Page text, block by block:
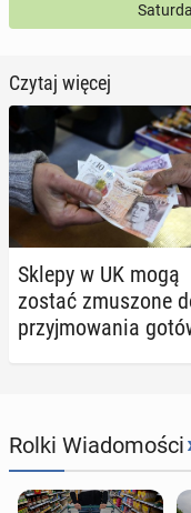
Czytaj więcej
Sklepy w UK mogą
zostać zmu­szo­ne
przyj­mo­wa­nia
Rolki Wiadomości